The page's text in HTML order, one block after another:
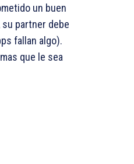
un buen
partner debe
fallan algo).
que le sea